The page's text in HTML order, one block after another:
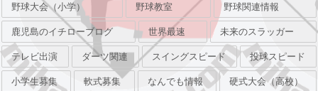
野球大会（小学） 野球教室 野球関連情報
鹿児島のイチローブログ 世界最速 未来のスラッガー
テレビ出演 ダーツ関連 スイングスピード 投球スピード
小学生募集 軟式募集 なんでも情報 硬式大会（高校）